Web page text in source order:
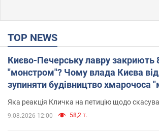
TOP NEWS
Києво-Печерську лавру
"монстром"? Чому влада Києва
зупиняти будівництво хмарочоса
вірянина"
Яка реакція Кличка на петицію щодо
9.08.2026 12:00 58,2 т.